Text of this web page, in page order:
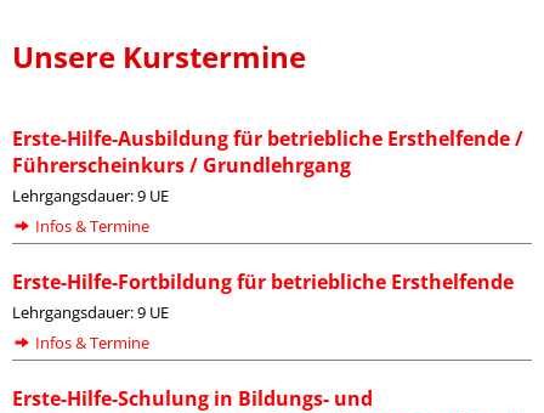
Unsere Kurstermine
Erste-Hilfe-Ausbildung für betriebliche Ersthelfende /
Führerscheinkurs / Grundlehrgang
Lehrgangsdauer: 9 UE
Infos & Termine
Erste-Hilfe-Fortbildung für betriebliche Ersthelfende
Lehrgangsdauer: 9 UE
Infos & Termine
Erste-Hilfe-Schulung in Bildungs- und